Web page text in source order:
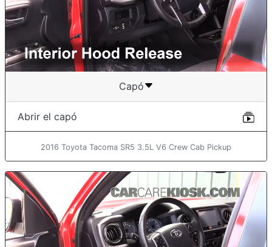
Capó
Abrir el capó
2016 Toyota Tacoma SR5 3.5L V6 Crew Cab Pickup